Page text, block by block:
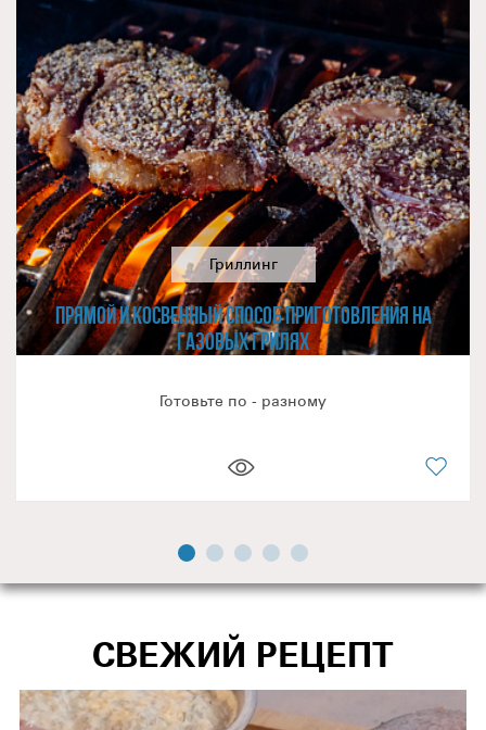
абсолютно точно удовлетворит гастрономические
запросы увлеченных поваров-любителей.
Качество грилей NAPOLEON®
серии ROGUE подтверждается внушительной гарантией.
Этот гриль будет надёжно служить вам десятки лет, а не
несколько сезонов!Если у вас остались вопросы по
данной модели или другой продукции из линейки
NAPOLEON®, обращайтесь к нашим официальным
партнёрам в вашем регионе.
Гриллинг
ПРЯМОЙ И КОСВЕННЫЙ СПОСОБ ПРИГОТОВЛЕНИЯ НА
ГАЗОВЫХ ГРИЛЯХ
Готовьте по - разному
СВЕЖИЙ РЕЦЕПТ